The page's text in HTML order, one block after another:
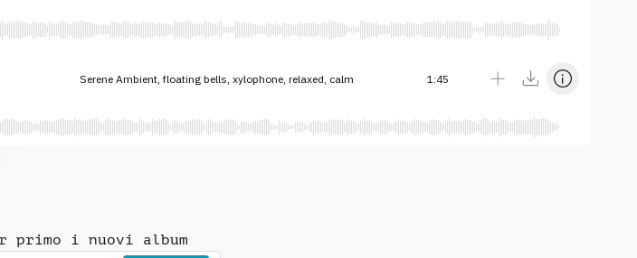
Serene Ambient, floating bells, xylophone, relaxed, calm 1:45
primo i nuovi album